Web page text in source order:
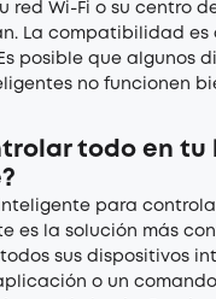
red Wi-Fi o su centro
La compatibilidad es
posible que algunos
no funcionen
todo en tu
para
es la solución más
sus dispositivos
o un